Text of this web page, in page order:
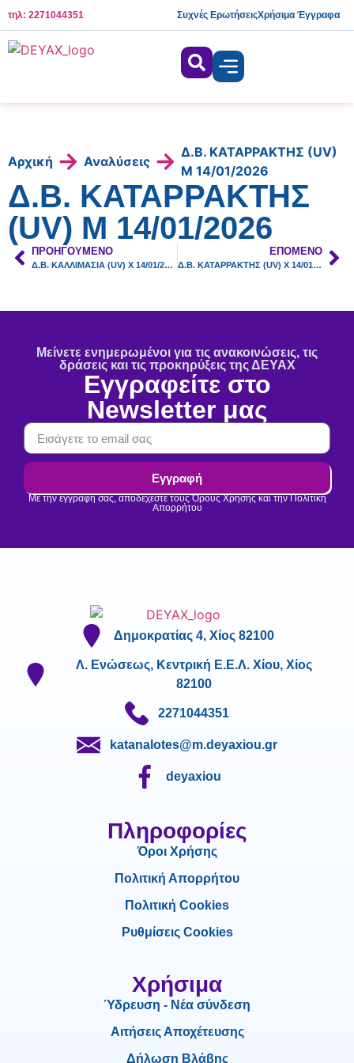
τηλ: 2271044351 Συχνές ΕρωτήσειςΧρήσιμα Έγγραφα
Αρχική → Αναλύσεις → Δ.Β. ΚΑΤΑΡΡΑΚΤΗΣ (UV)
Μ 14/01/2026
Δ.Β. ΚΑΤΑΡΡΑΚΤΗΣ
(UV) Μ 14/01/2026
ΠΡΟΗΓΟΎΜΕΝΟ
Δ.Β. ΚΑΛΛΙΜΑΣΙΑ (UV) Χ 14/01/2026
ΕΠΌΜΕΝΟ
Δ.Β. ΚΑΤΑΡΡΑΚΤΗΣ (UV) Χ 14/01/2026
Μείνετε ενημερωμένοι για τις ανακοινώσεις, τις
δράσεις και τις προκηρύξεις της ΔΕΥΑΧ
Εγγραφείτε στο
Newsletter μας
Εγγραφή
Με την εγγραφή σας, αποδέχεστε τους Όρους Χρήσης και την Πολιτική
Απορρήτου
Δημοκρατίας 4, Χίος 82100
Λ. Ενώσεως, Κεντρική Ε.Ε.Λ. Χίου, Χίος
82100
2271044351
katanalotes@m.deyaxiou.gr
deyaxiou
Πληροφορίες
Όροι Χρήσης
Πολιτική Απορρήτου
Πολιτική Cookies
Ρυθμίσεις Cookies
Χρήσιμα
Ύδρευση - Νέα σύνδεση
Αιτήσεις Αποχέτευσης
Δήλωση Βλάβης